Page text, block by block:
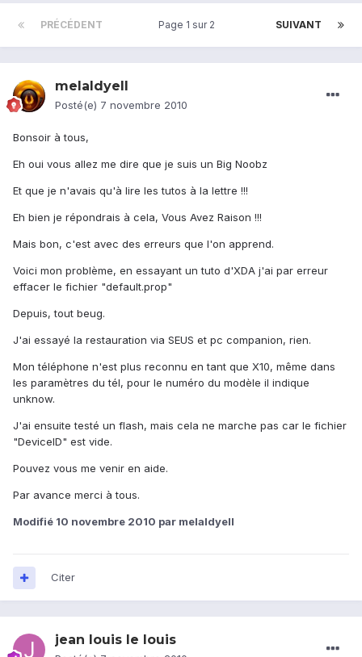
PRÉCÉDENT SUIVANT
Page 1 sur 2
melaldyell
Posté(e) 7 novembre 2010
Bonsoir à tous,
Eh oui vous allez me dire que je suis un Big Noobz
Et que je n'avais qu'à lire les tutos à la lettre !!!
Eh bien je répondrais à cela, Vous Avez Raison !!!
Mais bon, c'est avec des erreurs que l'on apprend.
Voici mon problème, en essayant un tuto d'XDA j'ai par erreur
effacer le fichier "default.prop"
Depuis, tout beug.
J'ai essayé la restauration via SEUS et pc companion, rien.
Mon téléphone n'est plus reconnu en tant que X10, même dans
les paramètres du tél, pour le numéro du modèle il indique
unknow.
J'ai ensuite testé un flash, mais cela ne marche pas car le fichier
"DeviceID" est vide.
Pouvez vous me venir en aide.
Par avance merci à tous.
Modifié 10 novembre 2010 par melaldyell
Citer
jean louis le louis